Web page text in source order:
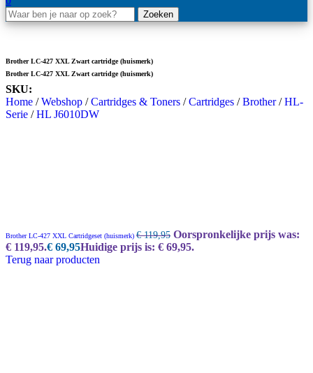
Zoeken
Brother LC-427 XXL Zwart cartridge (huismerk)
Brother LC-427 XXL Zwart cartridge (huismerk)
SKU:
Home / Webshop / Cartridges & Toners / Cartridges / Brother/ HL-
Serie / HL J6010DW
Brother LC-427 XXL Cartridgeset (huismerk) €119,95 Oorspronkelijke prijs was:
€ 119,95.€ 69,95Huidige prijs is: € 69,95.
Terug naar producten